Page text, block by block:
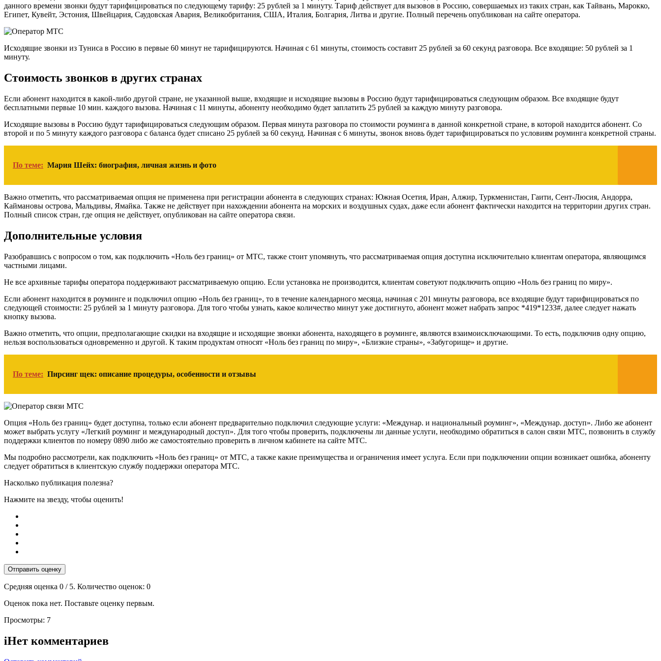
данного времени звонки будут тарифицироваться по следующему тарифу: 25 рублей за 1 минуту. Тариф действует для вызовов в Россию, совершаемых из таких стран, как Тайвань, Марокко,
Египет, Кувейт, Эстония, Швейцария, Саудовская Авария, Великобритания, США, Италия, Болгария, Литва и другие. Полный перечень опубликован на сайте оператора.
Исходящие звонки из Туниса в Россию в первые 60 минут не тарифицируются. Начиная с 61 минуты, стоимость составит 25 рублей за 60 секунд разговора. Все входящие: 50 рублей за 1
минуту.
Стоимость звонков в других странах
Если абонент находится в какой-либо другой стране, не указанной выше, входящие и исходящие вызовы в Россию будут тарифицироваться следующим образом. Все входящие будут
бесплатными первые 10 мин. каждого вызова. Начиная с 11 минуты, абоненту необходимо будет заплатить 25 рублей за каждую минуту разговора.
Исходящие вызовы в Россию будут тарифицироваться следующим образом. Первая минута разговора по стоимости роуминга в данной конкретной стране, в которой находится абонент. Со
второй и по 5 минуту каждого разговора с баланса будет списано 25 рублей за 60 секунд. Начиная с 6 минуты, звонок вновь будет тарифицироваться по условиям роуминга конкретной страны.
По теме: Мария Шейх: биография, личная жизнь и фото
Важно отметить, что рассматриваемая опция не применена при регистрации абонента в следующих странах: Южная Осетия, Иран, Алжир, Туркменистан, Гаити, Сент-Люсия, Андорра,
Каймановы острова, Мальдивы, Ямайка. Также не действует при нахождении абонента на морских и воздушных судах, даже если абонент фактически находится на территории других стран.
Полный список стран, где опция не действует, опубликован на сайте оператора связи.
Дополнительные условия
Разобравшись с вопросом о том, как подключить «Ноль без границ» от МТС, также стоит упомянуть, что рассматриваемая опция доступна исключительно клиентам оператора, являющимся
частными лицами.
Не все архивные тарифы оператора поддерживают рассматриваемую опцию. Если установка не производится, клиентам советуют подключить опцию «Ноль без границ по миру».
Если абонент находится в роуминге и подключил опцию «Ноль без границ», то в течение календарного месяца, начиная с 201 минуты разговора, все входящие будут тарифицироваться по
следующей стоимости: 25 рублей за 1 минуту разговора. Для того чтобы узнать, какое количество минут уже достигнуто, абонент может набрать запрос *419*1233#, далее следует нажать
кнопку вызова.
Важно отметить, что опции, предполагающие скидки на входящие и исходящие звонки абонента, находящего в роуминге, являются взаимоисключающими. То есть, подключив одну опцию,
нельзя воспользоваться одновременно и другой. К таким продуктам относят «Ноль без границ по миру», «Близкие страны», «Забугорище» и другие.
По теме: Пирсинг щек: описание процедуры, особенности и отзывы
Опция «Ноль без границ» будет доступна, только если абонент предварительно подключил следующие услуги: «Междунар. и национальный роуминг», «Междунар. доступ». Либо же абонент
может выбрать услугу «Легкий роуминг и международный доступ». Для того чтобы проверить, подключены ли данные услуги, необходимо обратиться в салон связи МТС, позвонить в службу
поддержки клиентов по номеру 0890 либо же самостоятельно проверить в личном кабинете на сайте МТС.
Мы подробно рассмотрели, как подключить «Ноль без границ» от МТС, а также какие преимущества и ограничения имеет услуга. Если при подключении опции возникает ошибка, абоненту
следует обратиться в клиентскую службу поддержки оператора МТС.
Насколько публикация полезна?
Нажмите на звезду, чтобы оценить!
Отправить оценку
Средняя оценка 0 / 5. Количество оценок: 0
Оценок пока нет. Поставьте оценку первым.
Просмотры: 7
iНет комментариев